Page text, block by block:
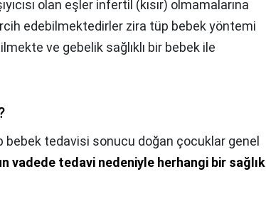
olan eşler infertil (kısır) olmamalarına
edebilmektedirler zira tüp bebek yöntemi
ve gebelik sağlıklı bir bebek ile
bebek tedavisi sonucu doğan çocuklar genel
vadede tedavi nedeniyle herhangi bir sağlık